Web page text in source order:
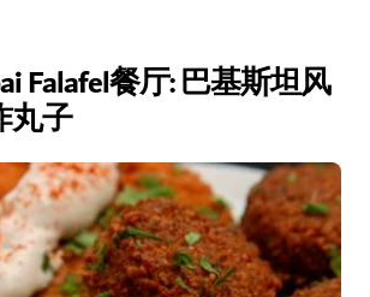
Falafel餐厅: 巴基斯坦风
丸子